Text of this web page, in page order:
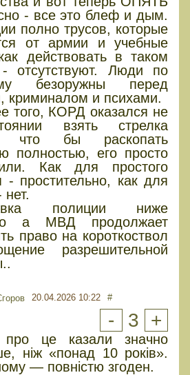
- все это блеф и дым.
полно трусов, которые
от армии и учебные
действовать в таком
отсутствуют. Люди по
безоружны перед
криминалом и психами.
того, КОРД оказался не
взять стрелка
что бы раскопать
полностью, его просто
Как для простого
- простительно, как для
полиции ниже
а МВД продолжает
право на короткоствол
разрешительной
20.04.2026 10:22 #
- 3 +
це казали значно
ніж «понад 10 років».
— повністю згоден.